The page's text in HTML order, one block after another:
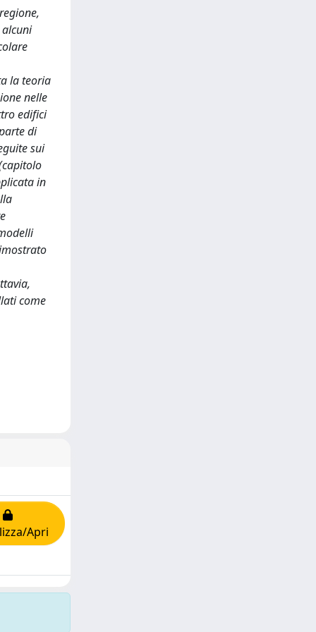
la teoria
nelle
edifici
di
sui
in
come
Apri